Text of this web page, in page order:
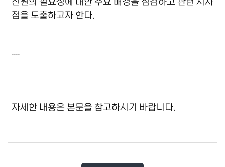
점을 도출하고자 한다.
자세한 내용은 본문을 참고하시기 바랍니다.